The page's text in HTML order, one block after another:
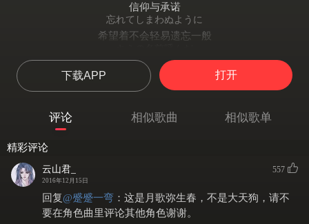
信仰与承诺
忘れてしまわぬように
希望着不会轻易遗忘一般
呼唤着你的名字
静かな鼓動
于静寂之下内心悸动
悄然之中化为高亢颤抖
あなたがいて
有你相伴
下载APP 打开
评论 相似歌曲 相似歌单
精彩评论
云山君_
2016年12月15日
557
回复@蹙蹙一弯 ： 这是月歌弥生春，不是大天狗，请不
要在角色曲里评论其他角色谢谢。